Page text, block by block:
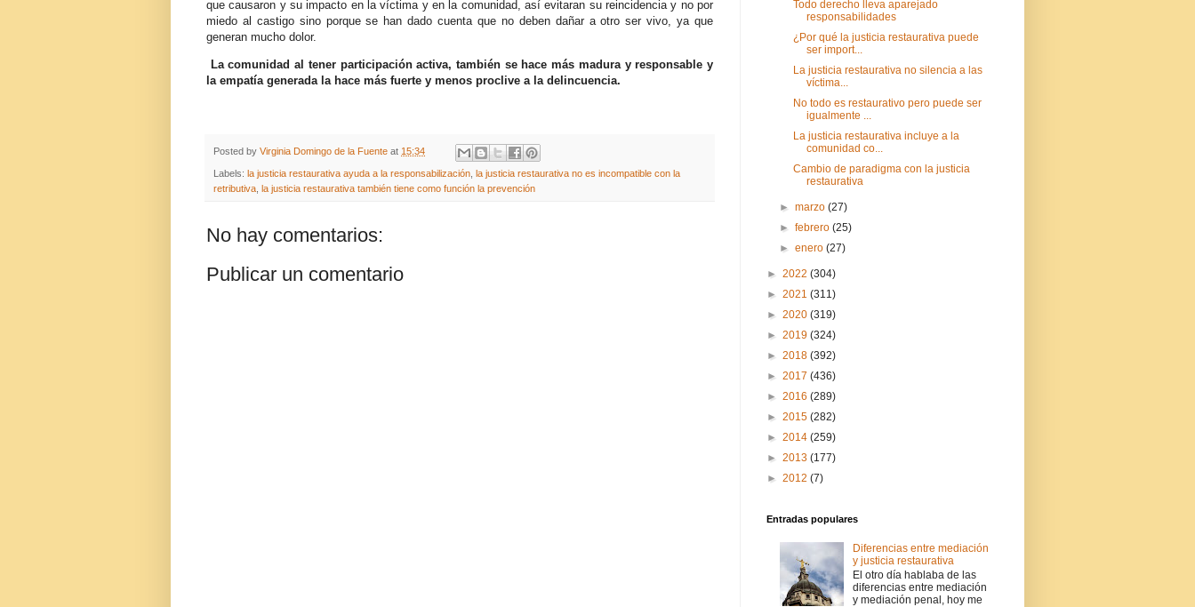
que causaron y su impacto en la víctima y en la comunidad, así evitaran su reincidencia y no por
miedo al castigo sino porque se han dado cuenta que no deben dañar a otro ser vivo, ya que
generan mucho dolor.
La comunidad al tener participación activa, también se hace más madura y responsable y
la empatía generada la hace más fuerte y menos proclive a la delincuencia.
Posted by Virginia Domingo de la Fuente at 15:34
Labels: la justicia restaurativa ayuda a la responsabilización la justicia restaurativa no es incompatible con la
retributiva la justicia restaurativa también tiene como función la prevención
No hay comentarios:
Publicar un comentario
Todo derecho lleva aparejado
responsabilidades
¿Por qué la justicia restaurativa puede
ser import...
La justicia restaurativa no silencia a las
víctima...
No todo es restaurativo pero puede ser
igualmente ...
La justicia restaurativa incluye a la
comunidad co...
Cambio de paradigma con la justicia
restaurativa
►marzo(27)
►febrero(25)
►enero(27)
► 2022 (304)
► 2021 (311)
► 2020 (319)
► 2019 (324)
► 2018 (392)
► 2017 (436)
► 2016 (289)
► 2015 (282)
► 2014 (259)
► 2013 (177)
► 2012 (7)
Entradas populares
Diferencias entre mediación
y justicia restaurativa
El otro día hablaba de las
diferencias entre mediación
y mediación penal, hoy me